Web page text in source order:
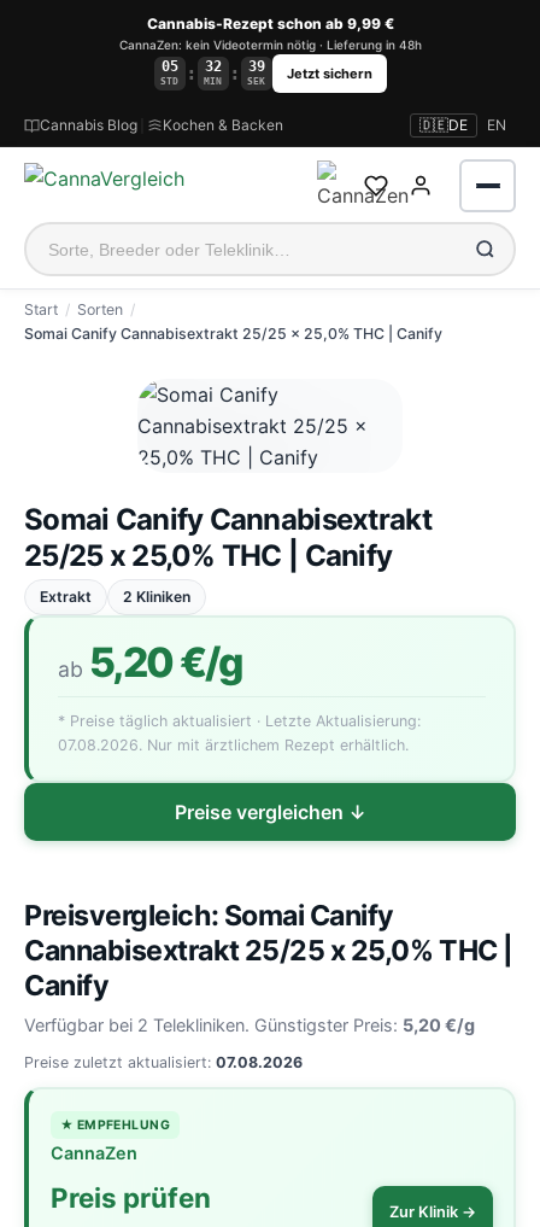
Cannabis-Rezept schon ab 9,99 €
CannaZen: kein Videotermin nötig · Lieferung in 48h
05
STD : 32
MIN : 38
SEK Jetzt sichern
Cannabis Blog Kochen & Backen 🇩🇪DE EN
Anmelden
Start
Sorten
Somai Canify Cannabisextrakt 25/25 x 25,0% THC | Canify
Somai Canify Cannabisextrakt
25/25 x 25,0% THC | Canify
Extrakt 2 Kliniken
ab 5,20 €/g
* Preise täglich aktualisiert · Letzte Aktualisierung:
07.08.2026. Nur mit ärztlichem Rezept erhältlich.
Preise vergleichen ↓
Preisvergleich: Somai Canify
Cannabisextrakt 25/25 x 25,0% THC |
Canify
Verfügbar bei 2 Telekliniken. Günstigster Preis: 5,20 €/g
Preise zuletzt aktualisiert: 07.08.2026
★ EMPFEHLUNG
CannaZen
Preis prüfen Zur Klinik →